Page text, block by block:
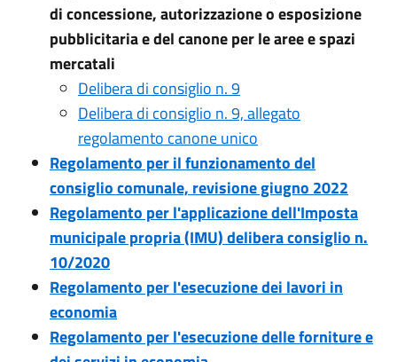
di concessione, autorizzazione o esposizione
pubblicitaria e del canone per le aree e spazi
mercatali
Delibera di consiglio n. 9
Delibera di consiglio n. 9, allegato
regolamento canone unico
Regolamento per il funzionamento del
consiglio comunale, revisione giugno 2022
Regolamento per l'applicazione dell'Imposta
municipale propria (IMU) delibera consiglio n.
10/2020
Regolamento per l'esecuzione dei lavori in
economia
Regolamento per l'esecuzione delle forniture e